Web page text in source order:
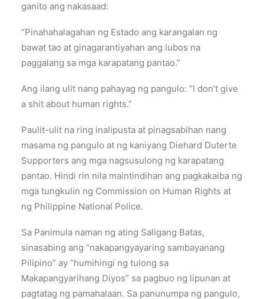
ganito ang nakasaad:
“Pinahahalagahan ng Estado ang karangalan ng
bawat tao at ginagarantiyahan ang lubos na
paggalang sa mga karapatang pantao.”
Ang ilang ulit nang pahayag ng pangulo: “I don’t give
a shit about human rights.”
Paulit-ulit na ring inalipusta at pinagsabihan nang
masama ng pangulo at ng kaniyang Diehard Duterte
Supporters ang mga nagsusulong ng karapatang
pantao. Hindi rin nila maintindihan ang pagkakaiba ng
mga tungkulin ng Commission on Human Rights at
ng Philippine National Police.
Sa Panimula naman ng ating Saligang Batas,
sinasabing ang “nakapangyayaring sambayanang
Pilipino” ay “humihingi ng tulong sa
Makapangyarihang Diyos” sa pagbuo ng lipunan at
pagtatag ng pamahalaan. Sa panunumpa ng pangulo,